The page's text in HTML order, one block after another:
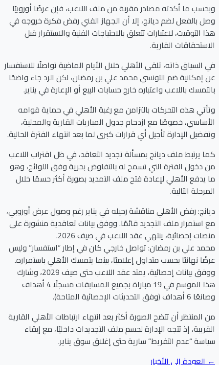
وبحسب ما أكدته مصادر مقربة من ملف اللاعب، فإن عرضًا أوروبيًا
وصل بالفعل لضم ديانج، إلا أن الجهاز الفني رفض فكرة خروجه في
هذا التوقيت، لاعتبارات تتعلق بالاحتياجات الفنية والاستقرار قبل
الاستحقاقات القارية.
في السياق ذاته، تلقى الأهلي خلال الأيام الماضية تواصلًا للاستفسار
عن إمكانية ضم التونسي محمد علي بن رمضان، لكن الرد جاء واضحًا
بالتمسك باللاعب واعتباره خارج حسابات البيع أو الإعارة في يناير.
وتأتي هذه التحركات بالتزامن مع رغبة الأهلي في حماية قوامه
الأساسي، خصوصًا مع ازدحام جدول المباريات القارية والمحلية،
وتفضيل الإدارة تأجيل أي قرارات كبرى لما بعد انتهاء الفترة الحالية.
كما يرتبط ملف ديانج بمسألة تجديد التعاقد، في ظل اقتراب اللاعب
من دخول الفترة التي تسمح له بالتفاوض بحرية وفق اللوائح، وهو
ما يدفع الأهلي لإعادة فتح ملف التمديد بصورة أكثر حسمًا خلال
المرحلة التالية.
ديانج: رفض الأهلي مناقشة رحيله في يناير رغم وصول عرض أوروبي،
مع استمرار ملف التجديد قائمًا. ووفق بيانات تعاقدية منشورة على
منصات إحصائية، ينتهي عقد اللاعب في صيف 2026.
محمد علي بن رمضان: تواصل خارجي كان في إطار “استفسار” وليس
عرضًا نهائيًا بحسب متداول إعلاميًا، بينما يتمسك الأهلي باستمراره.
ووفق بيانات إحصائية، يمتد عقد اللاعب حتى صيف 2029، وشارك
هذا الموسم في 19 مباراة بجميع المسابقات مسجلًا 4 أهداف
وصانعًا 6 أهداف (وفق التحديثات الإحصائية المتاحة).
من المنتظر أن تتضح الصورة أكثر بعد انتهاء ارتباطات الأهلي القارية
القريبة، إذ تتجه الإدارة لحسم ملف التجديدات داخليًا، مع إبقاء
سياسة “عدم التفريط” سارية حتى إغلاق سوق يناير.
← العودة إلى الأخبار